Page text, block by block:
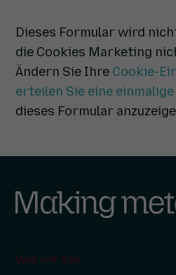
Dieses Formular wird
die Cookies Marketing
Ändern Sie Ihre Cookie-
erteilen Sie eine
dieses Formular
Was wir tun